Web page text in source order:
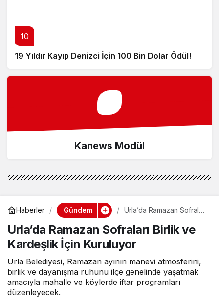
10
19 Yıldır Kayıp Denizci İçin 100 Bin Dolar Ödül!
Kanews Modül
Haberler Gündem
Urla’da Ramazan Sofraları
Kuruluyor
Urla’da Ramazan Sofraları Birlik ve
Kardeşlik İçin Kuruluyor
Urla Belediyesi, Ramazan ayının manevi atmosferini,
birlik ve dayanışma ruhunu ilçe genelinde yaşatmak
amacıyla mahalle ve köylerde iftar programları
düzenleyecek.